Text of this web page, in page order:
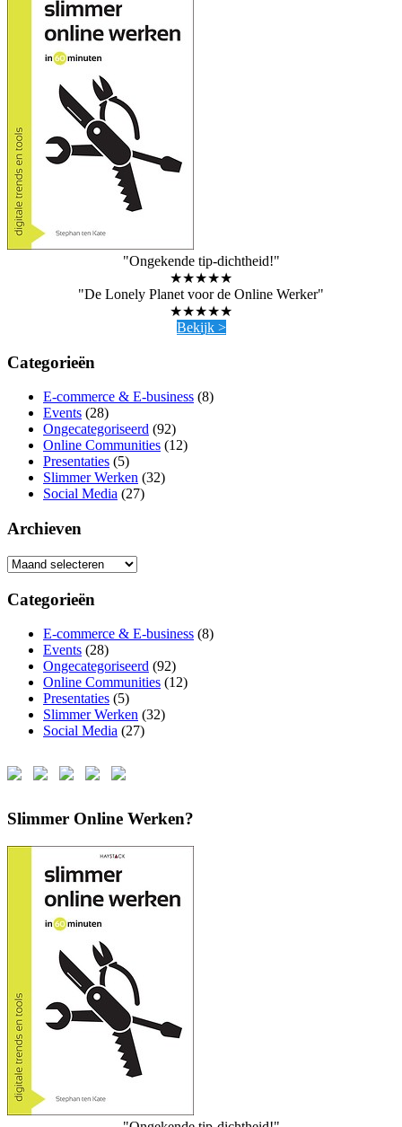
"Ongekende tip-dichtheid!"
★★★★★
"De Lonely Planet voor de Online Werker"
★★★★★
Bekijk >
Categorieën
E-commerce & E-business (8)
Events (28)
Ongecategoriseerd (92)
Online Communities (12)
Presentaties (5)
Slimmer Werken (32)
Social Media (27)
Archieven
Archieven
Categorieën
E-commerce & E-business (8)
Events (28)
Ongecategoriseerd (92)
Online Communities (12)
Presentaties (5)
Slimmer Werken (32)
Social Media (27)
Slimmer Online Werken?